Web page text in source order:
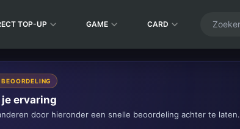
TOP-UP GAME CARD
BEOORDELING
je ervaring
door hieronder een snelle beoordeling achter te laten.